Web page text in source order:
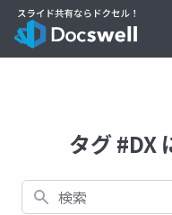
タグ #DX
検索